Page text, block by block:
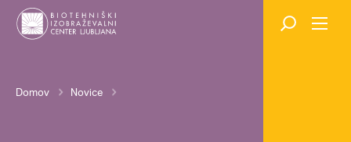
Skok
na
Breadcrumb
Domov Novice